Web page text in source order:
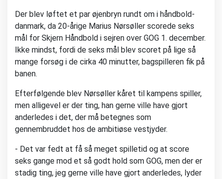
Der blev løftet et par øjenbryn rundt om i håndbold-
danmark, da 20-årige Marius Nørsøller scorede seks
mål for Skjern Håndbold i sejren over GOG 1. december.
Ikke mindst, fordi de seks mål blev scoret på lige så
mange forsøg i de cirka 40 minutter, bagspilleren fik på
banen.
Efterfølgende blev Nørsøller kåret til kampens spiller,
men alligevel er der ting, han gerne ville have gjort
anderledes i det, der må betegnes som
gennembruddet hos de ambitiøse vestjyder.
- Det var fedt at få så meget spilletid og at score
seks gange mod et så godt hold som GOG, men der er
stadig ting, jeg gerne ville have gjort anderledes, lyder